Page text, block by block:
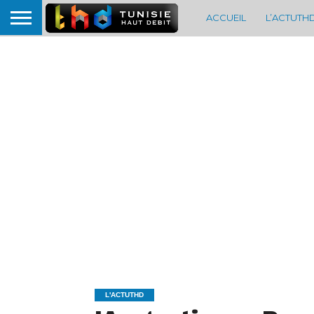
ACCUEIL
L'ACTUTHD